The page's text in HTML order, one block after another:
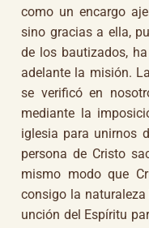
como un encargo
sino gracias a ella,
de los bautizados,
adelante la misión.
se verificó en
mediante la
iglesia para unirnos
persona de Cristo
mismo modo que
consigo la
unción del Espíritu